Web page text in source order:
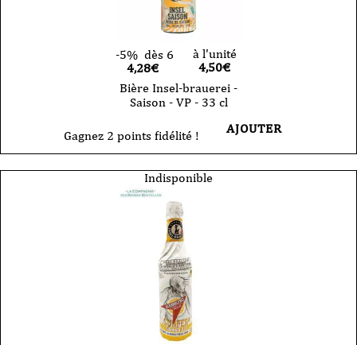
-5% dès 6
4,28€
à l'unité
4,50€
Bière Insel-brauerei -
Saison - VP - 33 cl
Gagnez 2 points fidélité ! AJOUTER
Indisponible